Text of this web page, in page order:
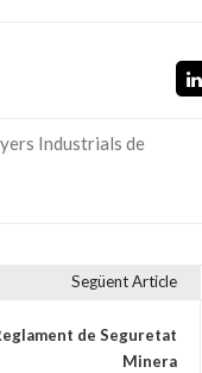
Industrials de
Següent Article
de Seguretat
Minera